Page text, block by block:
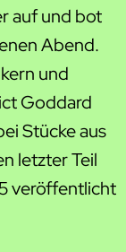
auf und bot
Abend.
und
Goddard
Stücke aus
letzter Teil
veröffentlicht